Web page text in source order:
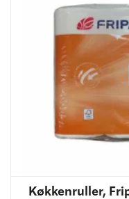
Køkkenruller,